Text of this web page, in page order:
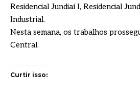
Residencial Jundiaí I, Residencial
Industrial.
Nesta semana, os trabalhos
Central.
Curtir isso: